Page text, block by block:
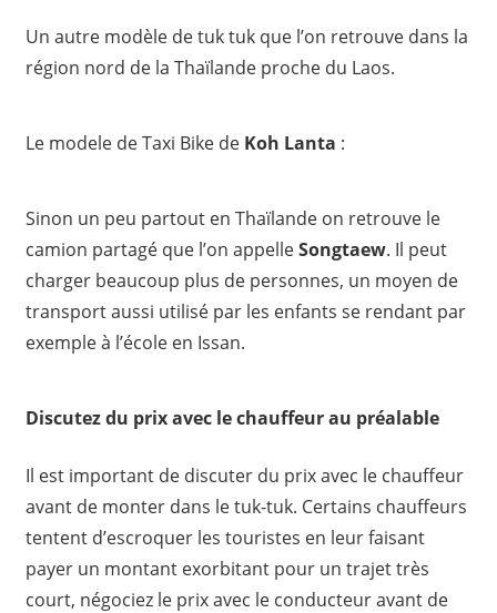
Un autre modèle de tuk tuk que l’on retrouve dans la
région nord de la Thaïlande proche du Laos.
Le modele de Taxi Bike de Koh Lanta :
Sinon un peu partout en Thaïlande on retrouve le
camion partagé que l’on appelleSongtaew. Il peut
charger beaucoup plus de personnes, un moyen de
transport aussi utilisé par les enfants se rendant par
exemple à l’école en Issan.
Discutez du prix avec le chauffeur au préalable
Il est important de discuter du prix avec le chauffeur
avant de monter dans le tuk-tuk. Certains chauffeurs
tentent d’escroquer les touristes en leur faisant
payer un montant exorbitant pour un trajet très
court, négociez le prix avec le conducteur avant de